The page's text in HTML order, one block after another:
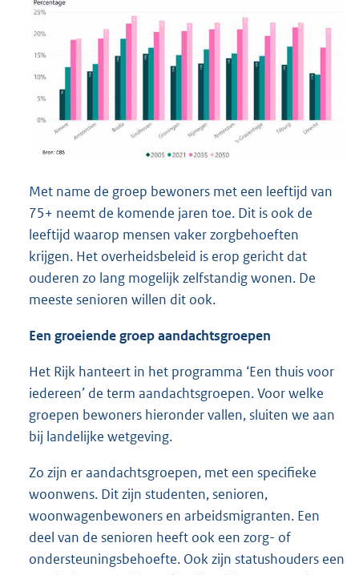
Met name de groep bewoners met een leeftijd van
75+ neemt de komende jaren toe. Dit is ook de
leeftijd waarop mensen vaker zorgbehoeften
krijgen. Het overheidsbeleid is erop gericht dat
ouderen zo lang mogelijk zelfstandig wonen. De
meeste senioren willen dit ook.
Een groeiende groep aandachtsgroepen
Het Rijk hanteert in het programma ‘Een thuis voor
iedereen’ de term aandachtsgroepen. Voor welke
groepen bewoners hieronder vallen, sluiten we aan
bij landelijke wetgeving.
Zo zijn er aandachtsgroepen, met een specifieke
woonwens. Dit zijn studenten, senioren,
woonwagenbewoners en arbeidsmigranten. Een
deel van de senioren heeft ook een zorg- of
ondersteuningsbehoefte. Ook zijn statushouders een